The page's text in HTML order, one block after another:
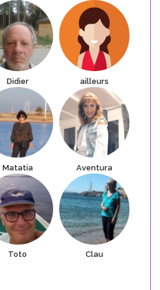
Didier ailleurs
Matatia Aventura
Toto Clau